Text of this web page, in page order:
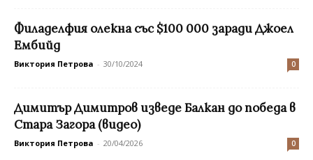
Филаделфия олекна със $100 000 заради Джоел
Ембийд
Виктория Петрова - 30/10/2024 0
Димитър Димитров изведе Балкан до победа в
Стара Загора (видео)
Виктория Петрова - 20/04/2026 0